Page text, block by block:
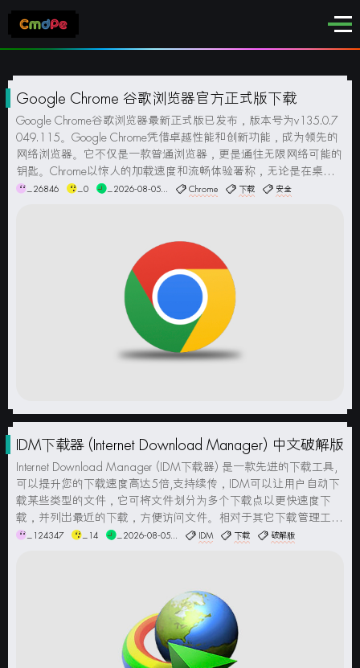
Google Chrome 谷歌浏览器官方正式版下载
Google Chrome谷歌浏览器最新正式版已发布，版本号为v135.0.7
049.115。Google Chrome凭借卓越性能和创新功能，成为领先的
网络浏览器。它不仅是一款普通浏览器，更是通往无限网络可能的
钥匙。Chrome以惊人的加载速度和流畅体验著称，无论是在桌面
还是移动设备上，都能迅速加载网页，提升用户效率。在安全和隐
_26846 _0 _2026-08-05... Chrome 下载 安全
IDM下载器 (Internet Download Manager) 中文破解版
Internet Download Manager (IDM下载器) 是一款先进的下载工具,
可以提升您的下载速度高达5倍,支持续传，IDM可以让用户自动下
载某些类型的文件，它可将文件划分为多个下载点以更快速度下
载，并列出最近的下载，方便访问文件。相对于其它下载管理工
具，它具有独特的动态档案分区技术。它的出色之处在于，它能分
_124347 _14 _2026-08-05... IDM 下载 破解版